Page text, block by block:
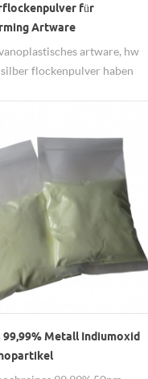
für
Artware
artware, hw
flockenpulver haben
pro jahr.
99,99% Metall Indiumoxid